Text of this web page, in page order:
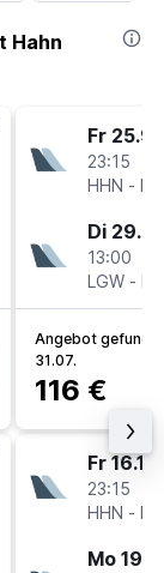
Hahn
Fr 25.9.
23:15
HHN -
Di 29.9.
13:00
LGW -
Angebot
31.07.
116 €
Fr 16.10.
23:15
HHN -
Mo